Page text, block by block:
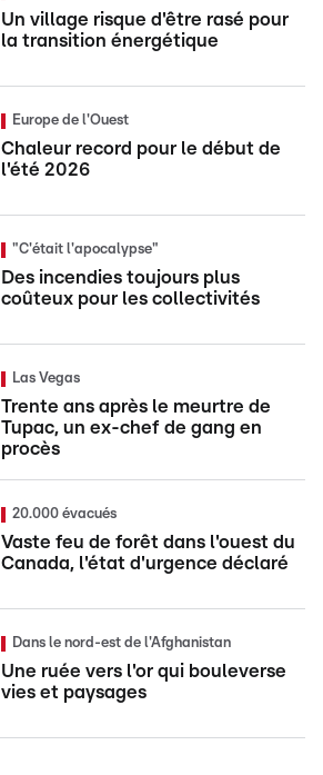
Un village risque d'être rasé pour
la transition énergétique
Europe de l'Ouest
Chaleur record pour le début de
l'été 2026
"C'était l'apocalypse"
Des incendies toujours plus
coûteux pour les collectivités
Las Vegas
Trente ans après le meurtre de
Tupac, un ex-chef de gang en
procès
20.000 évacués
Vaste feu de forêt dans l'ouest du
Canada, l'état d'urgence déclaré
Dans le nord-est de l'Afghanistan
Une ruée vers l'or qui bouleverse
vies et paysages